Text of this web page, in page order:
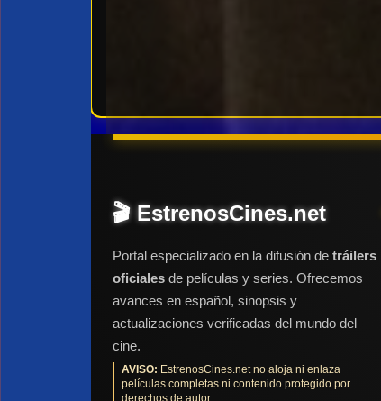
🎬 EstrenosCines.net
Portal especializado en la difusión de tráilers
oficiales de películas y series. Ofrecemos
avances en español, sinopsis y
actualizaciones verificadas del mundo del
cine.
AVISO: EstrenosCines.net no aloja ni enlaza
películas completas ni contenido protegido por
derechos de autor.